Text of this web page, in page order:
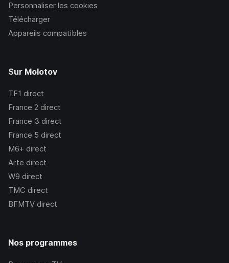
Personnaliser les cookies
Télécharger
Appareils compatibles
Sur Molotov
TF1 direct
France 2 direct
France 3 direct
France 5 direct
M6+ direct
Arte direct
W9 direct
TMC direct
BFMTV direct
Nos programmes